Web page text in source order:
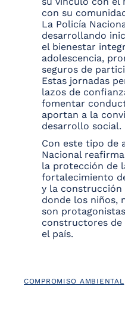
con su
La Policía
desarrollando
el bienestar
adolescencia,
seguros de
Estas jornadas
lazos de
fomentar
aportan a la
desarrollo social.
Con este tipo de
Nacional
la protección de
fortalecimiento
y la construcción
donde los niños,
son
constructores
el país.
COMPROMISO AMBIENTAL